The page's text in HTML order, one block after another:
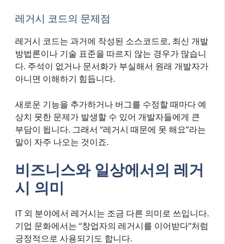
레거시 코드의 문제점
레거시 코드는 과거에 작성된 소스코드로, 최신 개발
방법론이나 기술 표준을 따르지 않는 경우가 많습니
다. 주석이 없거나 문서화가 부실해서 원래 개발자가
아니면 이해하기 힘듭니다.
새로운 기능을 추가하거나 버그를 수정할 때마다 예
상치 못한 문제가 발생할 수 있어 개발자들에게 큰
부담이 됩니다. 그래서 “레거시 때문에 못 해요”라는
말이 자주 나오는 것이죠.
비즈니스와 일상에서의 레거
시 의미
IT 외 분야에서 레거시는 조금 다른 의미로 쓰입니다.
기업 문화에서는 “창업자의 레거시를 이어받다”처럼
긍정적으로 사용되기도 합니다.